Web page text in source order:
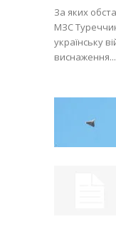
За яких
МЗС
українську
виснаження...